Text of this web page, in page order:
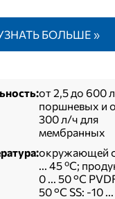
БОЛЬШЕ »
от 2,5 до 600
поршневых и
300 л/ч для
мембранных
окружающей
... 45 ºC;
0 ... 50 °C
50 °C SS: -10